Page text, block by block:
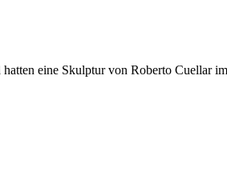
eine Skulptur von Roberto Cuellar